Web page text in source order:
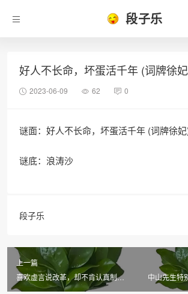
段子乐
好人不长命，坏蛋活千年 (词牌徐
2023-06-09 62 0
谜面：好人不长命，坏蛋活千年 (词牌徐
谜底：浪涛沙
段子乐
上一篇
喜欢虚言说改革，却不肯认真制订
(6字广告语)
中山先生特